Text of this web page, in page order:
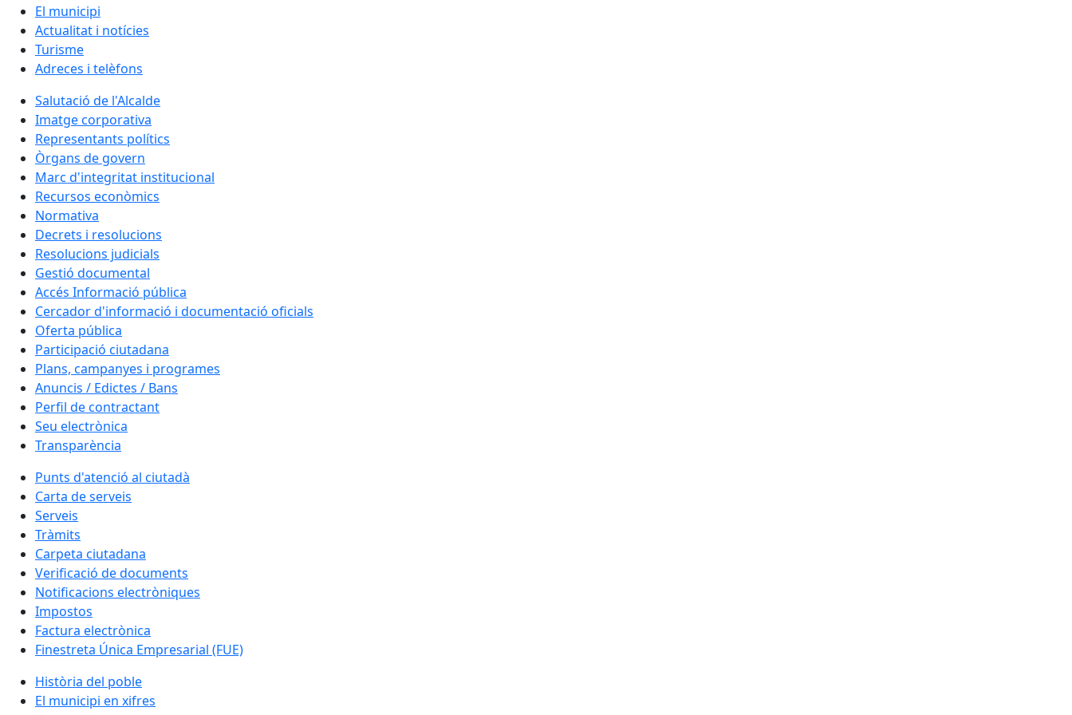
El municipi
Actualitat i notícies
Turisme
Adreces i telèfons
Salutació de l'Alcalde
Imatge corporativa
Representants polítics
Òrgans de govern
Marc d'integritat institucional
Recursos econòmics
Normativa
Decrets i resolucions
Resolucions judicials
Gestió documental
Accés Informació pública
Cercador d'informació i documentació oficials
Oferta pública
Participació ciutadana
Plans, campanyes i programes
Anuncis / Edictes / Bans
Perfil de contractant
Seu electrònica
Transparència
Punts d'atenció al ciutadà
Carta de serveis
Serveis
Tràmits
Carpeta ciutadana
Verificació de documents
Notificacions electròniques
Impostos
Factura electrònica
Finestreta Única Empresarial (FUE)
Història del poble
El municipi en xifres